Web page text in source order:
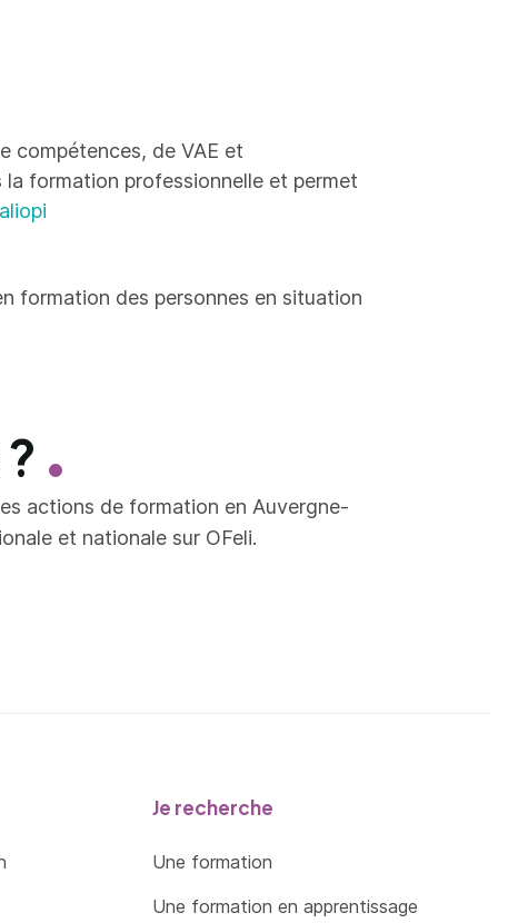
compétences, de VAE et
la formation professionnelle et permet
formation des personnes en situation
actions de formation en Auvergne-
et nationale sur OFeli.
Je recherche
Une formation
Une formation en apprentissage